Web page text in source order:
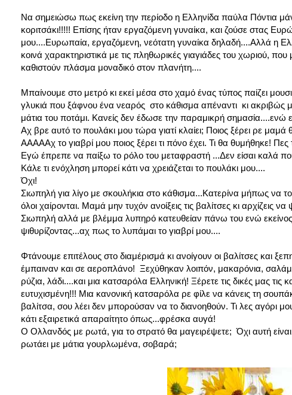
Να σημειώσω πως εκείνη την περίοδο η Ελληνίδα παύλα Πόντια
κοριτσάκι!!!!! Επίσης ήταν εργαζόμενη γυναίκα, και ζούσε στας
μου....Ευρωπαία, εργαζόμενη, νεότατη γυναίκα δηλαδή....Αλλά η
κοινά χαρακτηριστικά με τις πληθωρικές γιαγιάδες του χωριού,
καθιστούν πλάσμα μοναδικό στον πλανήτη....
Μπαίνουμε στο μετρό κι εκεί μέσα στο χαμό ένας τύπος παίζει
γλυκιά που ξάφνου ένα νεαρός στο κάθισμα απέναντι κι ακριβώς
μάτια του ποτάμι. Κανείς δεν έδωσε την παραμικρή σημασία....ενώ
Αχ βρε αυτό το πουλάκι μου τώρα γιατί κλαίει; Ποιος ξέρει ρε μαμά
ΑΑΑΑΑχ το γιαβρί μου ποιος ξέρει τι πόνο έχει. Τι θα θυμήθηκε! Πες
Εγώ έπρεπε να παίξω το ρόλο του μεταφραστή ...Δεν είσαι καλά
Κάλε τι ενόχληση μπορεί κάτι να χρειάζεται το πουλάκι μου....
Όχι!
Σιωπηλή για λίγο με σκουλήκια στο κάθισμα...Κατερίνα μήπως να
όλοι χαίρονται. Μαμά μην τυχόν ανοίξεις τις βαλίτσες κι αρχίζεις
Σιωπηλή αλλά με βλέμμα λυπηρό κατευθείαν πάνω του ενώ
ψιθυρίζοντας...αχ πως το λυπάμαι το γιαβρί μου....
Φτάνουμε επιτέλους στο διαμέρισμά κι ανοίγουν οι βαλίτσες και
έμπαιναν και σε αεροπλάνο! Ξεχύθηκαν λοιπόν, μακαρόνια,
ρύζια, λάδι....και μια κατσαρόλα Ελληνική! Ξέρετε τις δικές μας
ευτυχισμένη!!! Μια κανονική κατσαρόλα ρε φίλε να κάνεις τη
βαλίτσα, σου λέει δεν μπορούσαν να το διανοηθούν. Τι λες αγόρι
κάτι εξαιρετικά απαραίτητο όπως...φρέσκα αυγά!
Ο Ολλανδός με ρωτά, για το στρατό θα μαγειρέψετε; Όχι αυτή είναι
ρωτάει με μάτια γουρλωμένα, σοβαρά;